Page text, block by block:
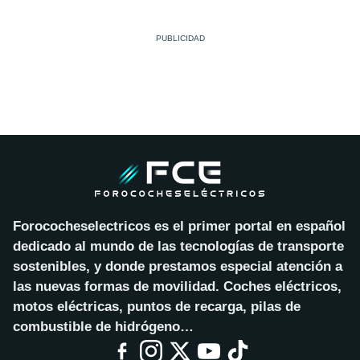
Forococheselectricos es el primer portal en español
dedicado al mundo de las tecnologías de transporte
sostenibles, y donde prestamos especial atención a
las nuevas formas de movilidad. Coches eléctricos,
motos eléctricas, puntos de recarga, pilas de
combustible de hidrógeno…